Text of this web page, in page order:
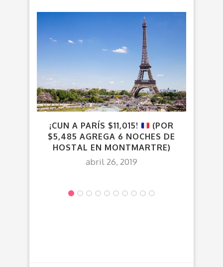
¡CUN A PARÍS $11,015!
(POR
$5,485 AGREGA 6 NOCHES DE
HOSTAL EN MONTMARTRE)
abril 26, 2019